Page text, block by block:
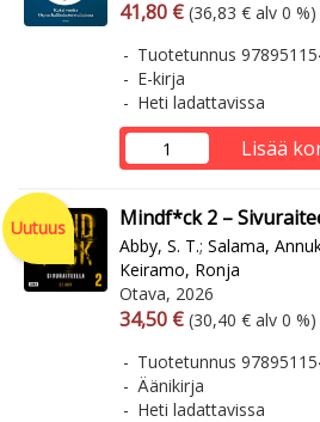
Arvonlisäverollinen hinta
41,80 € Arvonlisäveroton
(36,83 € alv 0 %)
Tuotetunnus
E-kirja
Heti ladattavissa
Lisää
Uutuus Mindf*ck 2 –
Abby, S. T.; Salama,
Keiramo, Ronja
Otava, 2026
Arvonlisäverollinen hinta
34,50 € Arvonlisäveroton
(30,40 € alv 0 %)
Tuotetunnus
Äänikirja
Heti ladattavissa